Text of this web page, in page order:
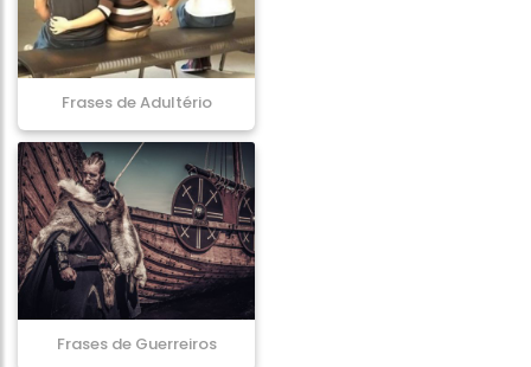
Frases de Adultério
Frases de Guerreiros